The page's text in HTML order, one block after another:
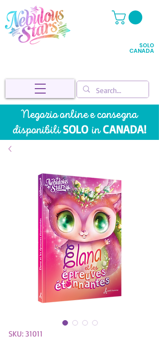
SOLO
CANADA
Negozio online econsegna
disponibiliSOLO inCANADA!
SKU: 31011